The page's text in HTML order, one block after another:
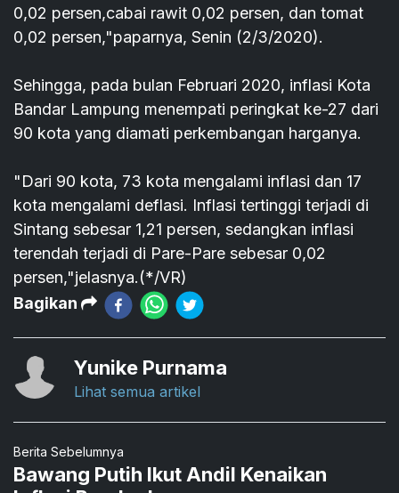
0,02 persen,cabai rawit 0,02 persen, dan tomat
0,02 persen,"paparnya, Senin (2/3/2020).
Sehingga, pada bulan Februari 2020, inflasi Kota
Bandar Lampung menempati peringkat ke-27 dari
90 kota yang diamati perkembangan harganya.
"Dari 90 kota, 73 kota mengalami inflasi dan 17
kota mengalami deflasi. Inflasi tertinggi terjadi di
Sintang sebesar 1,21 persen, sedangkan inflasi
terendah terjadi di Pare-Pare sebesar 0,02
persen,"jelasnya.(*/VR)
Bagikan
Yunike Purnama
Lihat semua artikel
Berita Sebelumnya
Bawang Putih Ikut Andil Kenaikan